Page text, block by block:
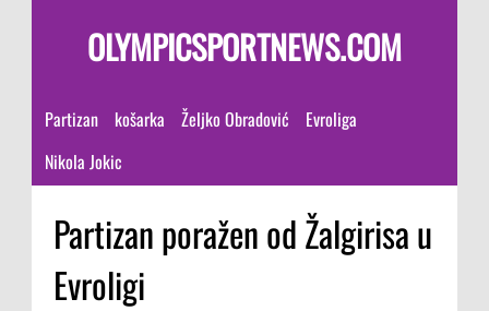
OLYMPICSPORTNEWS.COM
Partizan košarka Željko Obradović
Evroliga
Nikola Jokic
Partizan poražen od Žalgirisa u
Evroligi